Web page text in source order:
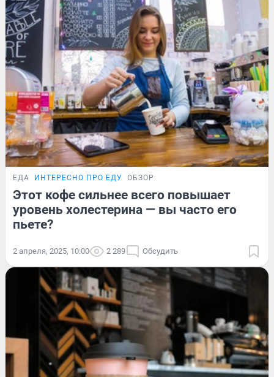
ЕДА ИНТЕРЕСНО ПРО ЕДУ ОБЗОР
Этот кофе сильнее всего повышает
уровень холестерина — вы часто его
пьете?
2 апреля, 2025, 10:00 2 289 Обсудить